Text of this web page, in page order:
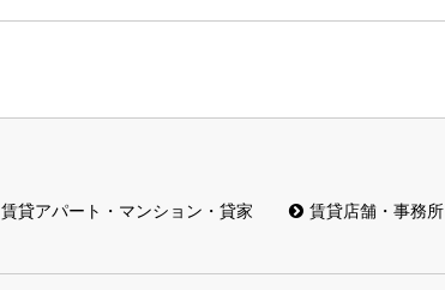
賃貸アパート・マンション・貸家
賃貸店舗・事務所